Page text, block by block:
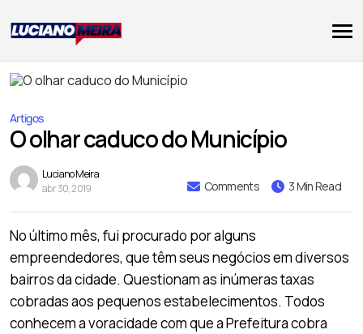
Artigos
O olhar caduco do Município
Luciano Meira
abr 30, 2019
Comments 3 Min Read
No último mês, fui procurado por alguns
empreendedores, que têm seus negócios em diversos
bairros da cidade. Questionam as inúmeras taxas
cobradas aos pequenos estabelecimentos. Todos
conhecem a voracidade com que a Prefeitura cobra